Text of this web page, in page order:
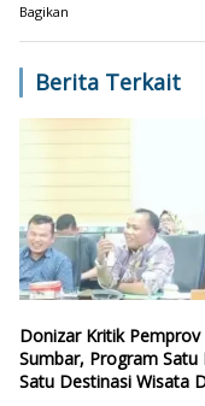
Bagikan
Berita Terkait
Donizar Kritik Pemprov
Sumbar, Program Satu
Satu Destinasi Wisata